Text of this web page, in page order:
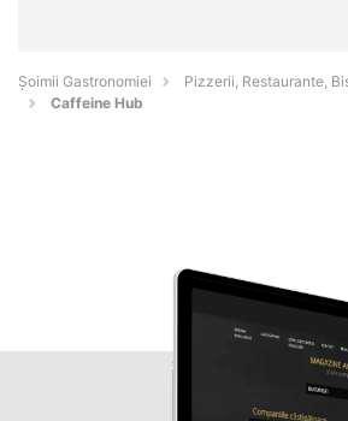
Șoimii Gastronomiei
Pizzerii, Restaurante,
Caffeine Hub